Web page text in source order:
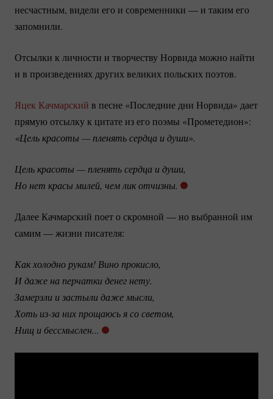
несчастным, видели его и современники — и таким его
запомнили.
Отсылки к личности и творчеству Норвида можно найти
и в произведениях других великих польских поэтов.
Яцек Качмарский в песне «Последние дни Норвида» дает
прямую отсылку к цитате из его поэмы «Прометедион»:
«Цель красоты — пленять сердца и души».
Цель красоты — пленять сердца и души,
Но нет красы милей, чем лик отчизны.
Далее Качмарский поет о скромной — но выбранной им
самим — жизни писателя:
Как холодно рукам! Вино прокисло,
И даже на перчатки денег нету.
Замерзли и застыли даже мысли,
Хоть из-за них прощаюсь я со светом,
Нищ и бессмыслен...